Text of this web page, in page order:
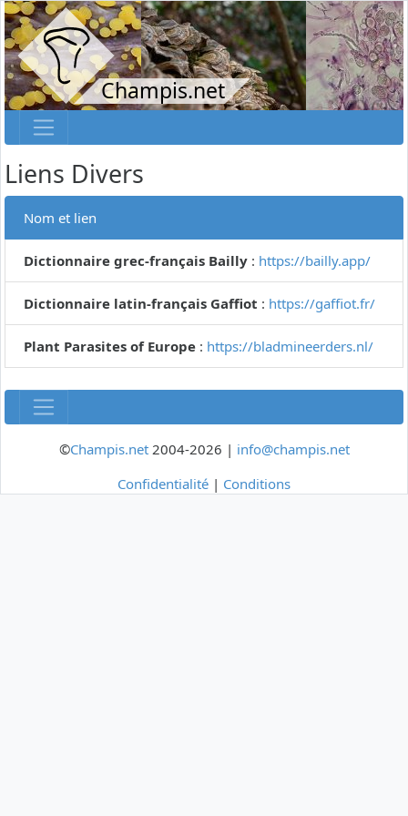
Champis.net
Liens Divers
Nom et lien
Dictionnaire grec-français Bailly : https://bailly.app/
Dictionnaire latin-français Gaffiot : https://gaffiot.fr/
Plant Parasites of Europe : https://bladmineerders.nl/
©Champis.net2004-2026 | info@champis.net
Confidentialité | Conditions